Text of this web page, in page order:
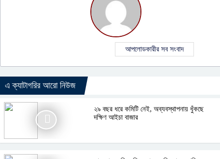
আপলোডকারীর সব সংবাদ
এ ক্যাটাগরির আরো নিউজ
২৯ বছর ধরে কমিটি নেই, অব্যবস্থাপনায় ধুঁকছে
দক্ষিণ আইচা বাজার